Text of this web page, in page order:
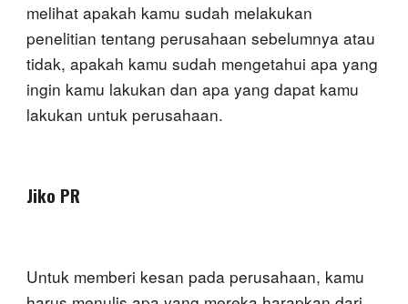
melihat apakah kamu sudah melakukan
penelitian tentang perusahaan sebelumnya atau
tidak, apakah kamu sudah mengetahui apa yang
ingin kamu lakukan dan apa yang dapat kamu
lakukan untuk perusahaan.
Jiko PR
Untuk memberi kesan pada perusahaan, kamu